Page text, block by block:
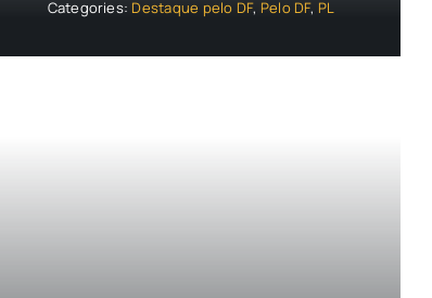
Categories: Destaque pelo DF, Pelo DF, PL